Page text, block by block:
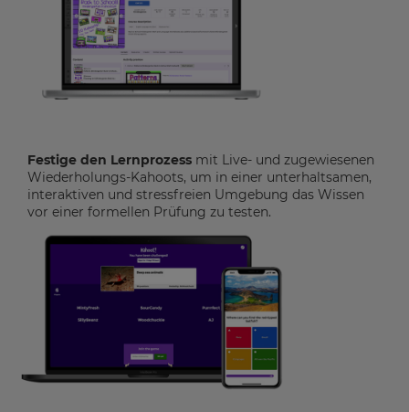
Festige den Lernprozess mit Live- und zugewiesenen
Wiederholungs-Kahoots, um in einer unterhaltsamen,
interaktiven und stressfreien Umgebung das Wissen
vor einer formellen Prüfung zu testen.